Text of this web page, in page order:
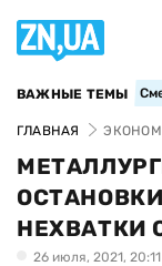
ВАЖНЫЕ ТЕМЫ
ГЛАВНАЯ
НЕХВАТКИ
26 июля, 2021, 20:11